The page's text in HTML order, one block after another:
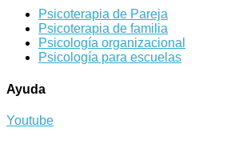
Psicoterapia de Pareja
Psicoterapia de familia
Psicología organizacional
Psicología para escuelas
Ayuda
Youtube